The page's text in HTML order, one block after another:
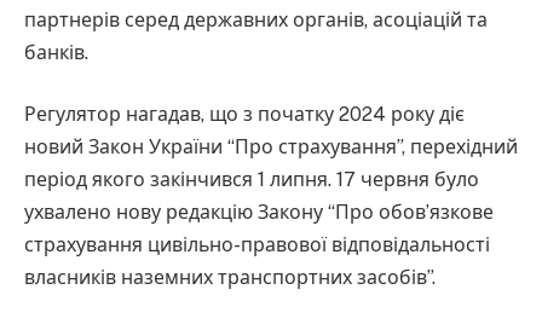
партнерів серед державних органів, асоціацій та
банків.
Регулятор нагадав, що з початку 2024 року діє
новий Закон України “Про страхування”, перехідний
період якого закінчився 1 липня. 17 червня було
ухвалено нову редакцію Закону “Про обов’язкове
страхування цивільно-правової відповідальності
власників наземних транспортних засобів”.